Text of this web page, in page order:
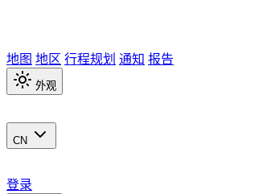
地图 地区 行程规划 通知 报告
外观
CN
登录